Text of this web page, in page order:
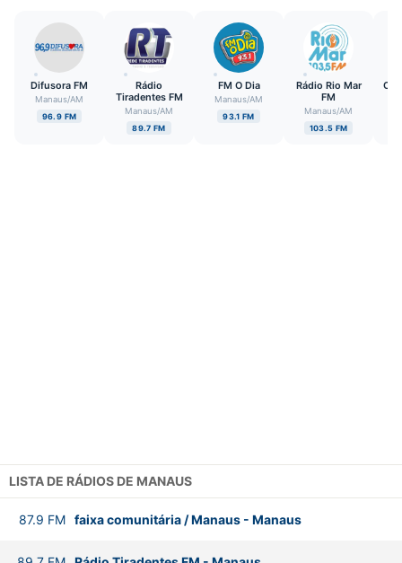
Difusora FM
Manaus/AM
96.9 FM
Rádio
Tiradentes FM
Manaus/AM
89.7 FM
FM O Dia
Manaus/AM
93.1 FM
Rádio Rio Mar
FM
Manaus/AM
103.5 FM
LISTA DE RÁDIOS DE MANAUS
87.9 FM faixa comunitária / Manaus- Manaus